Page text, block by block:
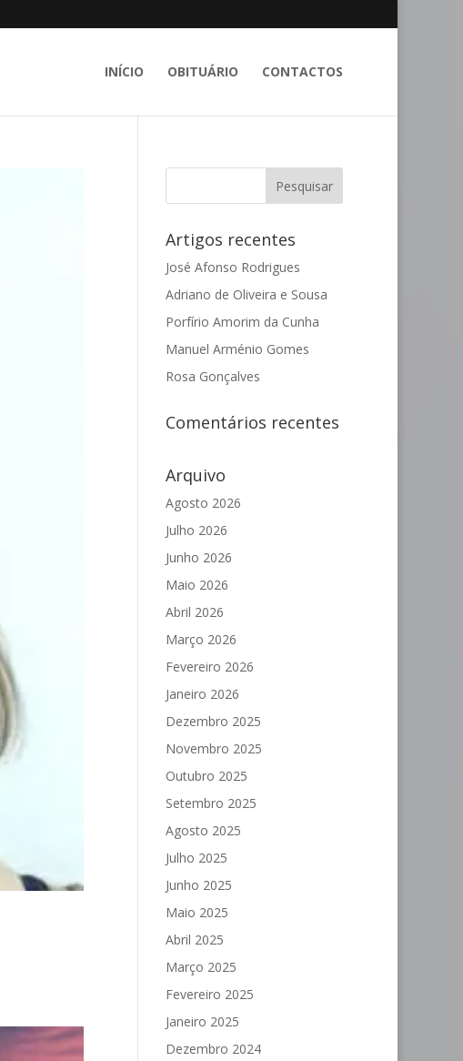
INÍCIO OBITUÁRIO CONTACTOS
Artigos recentes
José Afonso Rodrigues
Adriano de Oliveira e Sousa
Porfírio Amorim da Cunha
Manuel Arménio Gomes
Rosa Gonçalves
Comentários recentes
Arquivo
Agosto 2026
Julho 2026
Junho 2026
Maio 2026
Abril 2026
Março 2026
Fevereiro 2026
Janeiro 2026
Dezembro 2025
Novembro 2025
Outubro 2025
Setembro 2025
Agosto 2025
Julho 2025
Junho 2025
Maio 2025
Abril 2025
Março 2025
Fevereiro 2025
Janeiro 2025
Dezembro 2024